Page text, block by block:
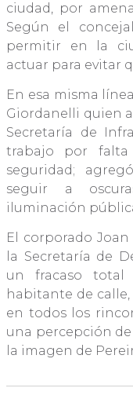
ciudad, por
Según el
permitir en la
actuar para evitar
En esa misma
Giordanelli quien
Secretaría de
trabajo por
seguridad;
seguir a
iluminación
El corporado
la Secretaría de
un fracaso
habitante de
en todos los
una percepción
la imagen de